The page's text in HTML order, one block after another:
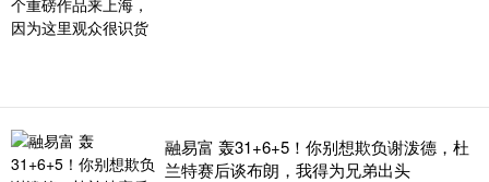
融易富 轰31+6+5！你别想欺负谢泼德，杜
兰特赛后谈布朗，我得为兄弟出头